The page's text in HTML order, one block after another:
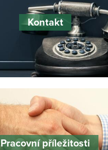
Kontakt
Pracovní příležitosti